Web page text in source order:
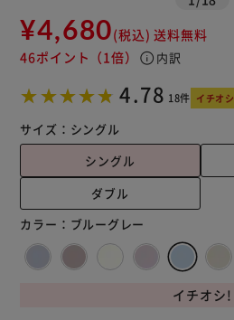
¥4,680(税込) 送料無料
46ポイント （1倍） info 内訳
4.78 18件 イチオシ
サイズ： シングル
シングル
ダブル
カラー： ブルーグレー
イチオシ!
※ご確認ください
カートに入れる